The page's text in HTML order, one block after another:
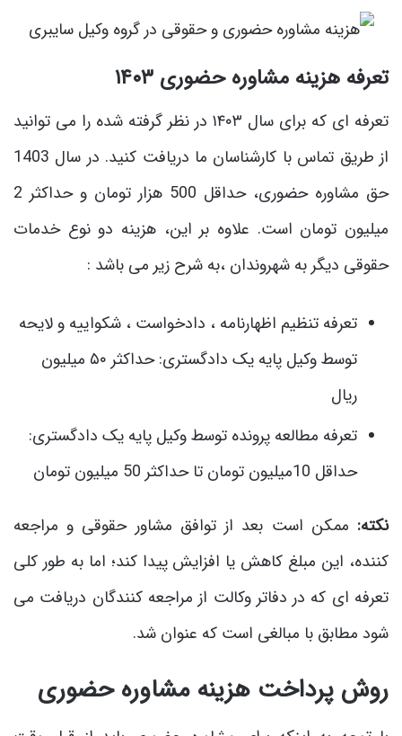
تعرفه هزینه مشاوره حضوری ۱۴۰۳
تعرفه ‌ای که برای سال ۱۴۰۳ در نظر گرفته شده را می‌ توانید
از طریق تماس با کارشناسان ما دریافت کنید. در سال‌ 1403
حق مشاوره حضوری، حداقل 500 هزار تومان و حداکثر 2
میلیون تومان است. علاوه بر این، هزینه دو نوع خدمات
حقوقی دیگر به شهروندان ،به شرح زیر می باشد :
تعرفه تنظیم اظهارنامه ، دادخواست ، شکواییه و لایحه
توسط وکیل پایه یک دادگستری: حداکثر ۵۰ میلیون
ریال
تعرفه مطالعه پرونده توسط وکیل پایه یک دادگستری:
حداقل 10میلیون تومان تا حداکثر 50 میلیون تومان
نکته: ممکن است بعد از توافق مشاور حقوقی و مراجعه
کننده، این مبلغ کاهش یا افزایش پیدا کند؛ اما به طور کلی
تعرفه ‌ای که در دفاتر وکالت از مراجعه کنندگان دریافت می‌
شود مطابق با مبالغی است که عنوان شد.
روش پرداخت هزینه مشاوره حضوری